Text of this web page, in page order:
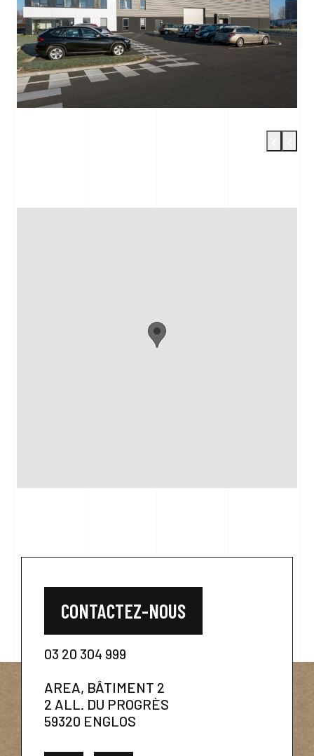
CONTACTEZ-NOUS
03 20 304 999
AREA, BÂTIMENT 2
2 ALL. DU PROGRÈS
59320 ENGLOS